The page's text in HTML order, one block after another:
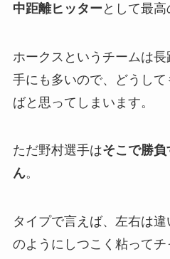
中距離ヒッター として最高
ホークスというチームは
手にも多いので、どうし
ばと思ってしまいます。
ただ野村選手はそこで勝
ん。
タイプで言えば、左右は
のようにしつこく粘って